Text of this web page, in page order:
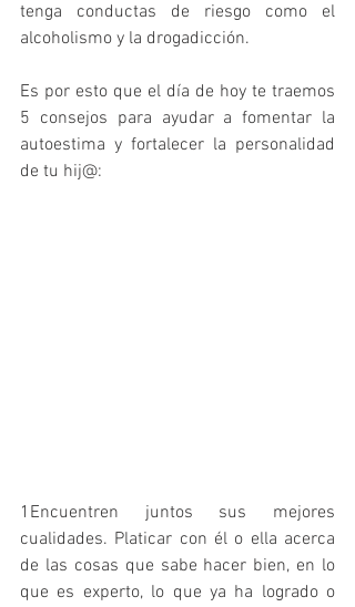
tenga conductas de riesgo como el
alcoholismo y la drogadicción.
Es por esto que el día de hoy te traemos
5 consejos para ayudar a fomentar la
autoestima y fortalecer la personalidad
de tu hij@:
1Encuentren juntos sus mejores
cualidades. Platicar con él o ella acerca
de las cosas que sabe hacer bien, en lo
que es experto, lo que ya ha logrado o